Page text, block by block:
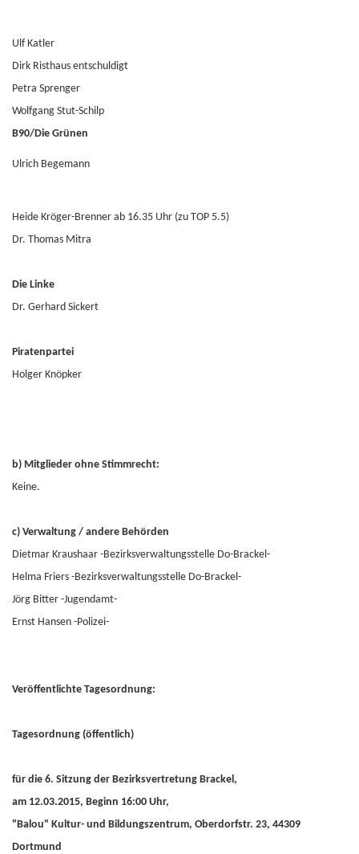
Ulf Katler
Dirk Risthaus entschuldigt
Petra Sprenger
Wolfgang Stut-Schilp
B90/Die Grünen
Ulrich Begemann
Heide Kröger-Brenner ab 16.35 Uhr (zu TOP 5.5)
Dr. Thomas Mitra
Die Linke
Dr. Gerhard Sickert
Piratenpartei
Holger Knöpker
b) Mitglieder ohne Stimmrecht:
Keine.
c) Verwaltung / andere Behörden
Dietmar Kraushaar -Bezirksverwaltungsstelle Do-Brackel-
Helma Friers -Bezirksverwaltungsstelle Do-Brackel-
Jörg Bitter -Jugendamt-
Ernst Hansen -Polizei-
Veröffentlichte Tagesordnung:
Tagesordnung (öffentlich)
für die 6. Sitzung der Bezirksvertretung Brackel,
am 12.03.2015, Beginn 16:00 Uhr,
"Balou" Kultur- und Bildungszentrum, Oberdorfstr. 23, 44309
Dortmund